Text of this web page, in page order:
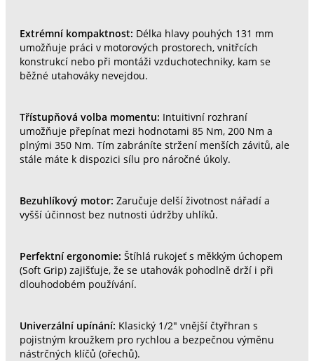
Extrémní kompaktnost: Délka hlavy pouhých 131 mm
umožňuje práci v motorových prostorech, vnitřcích
konstrukcí nebo při montáži vzduchotechniky, kam se
běžné utahováky nevejdou.
Třístupňová volba momentu: Intuitivní rozhraní
umožňuje přepínat mezi hodnotami 85 Nm, 200 Nm a
plnými 350 Nm. Tím zabráníte stržení menších závitů, ale
stále máte k dispozici sílu pro náročné úkoly.
Bezuhlíkový motor: Zaručuje delší životnost nářadí a
vyšší účinnost bez nutnosti údržby uhlíků.
Perfektní ergonomie: Štíhlá rukojeť s měkkým úchopem
(Soft Grip) zajišťuje, že se utahovák pohodlně drží i při
dlouhodobém používání.
Univerzální upínání: Klasický 1/2" vnější čtyřhran s
pojistným kroužkem pro rychlou a bezpečnou výměnu
nástrčných klíčů (ořechů).